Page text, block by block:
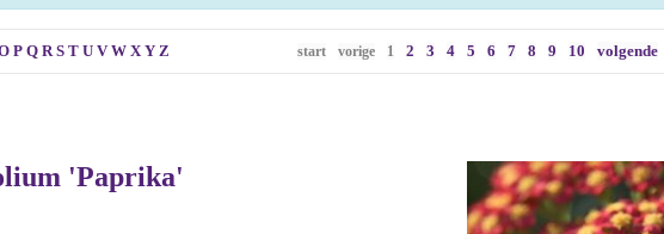
P Q R S T U V W X Y Z start vorige 1 2 3 4 5 6 7 8 9 10 volgende
'Paprika'